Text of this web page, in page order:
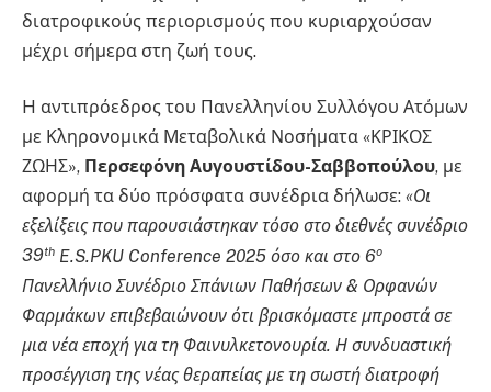
διατροφικούς περιορισμούς που κυριαρχούσαν
μέχρι σήμερα στη ζωή τους.
H αντιπρόεδρος του Πανελληνίου Συλλόγου Ατόμων
με Κληρονομικά Μεταβολικά Νοσήματα «ΚΡΙΚΟΣ
ΖΩΗΣ», Περσεφόνη Αυγουστίδου-Σαββοπούλου, με
αφορμή τα δύο πρόσφατα συνέδρια δήλωσε: «Οι
εξελίξεις που παρουσιάστηκαν τόσο στο διεθνές συνέδριο
39th E.S.PKU Conference 2025 όσο και στο 6ο
Πανελλήνιο Συνέδριο Σπάνιων Παθήσεων & Ορφανών
Φαρμάκων επιβεβαιώνουν ότι βρισκόμαστε μπροστά σε
μια νέα εποχή για τη Φαινυλκετονουρία. Η συνδυαστική
προσέγγιση της νέας θεραπείας με τη σωστή διατροφή